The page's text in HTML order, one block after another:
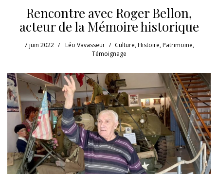
Rencontre avec Roger Bellon,
acteur de la Mémoire historique
7 juin 2022 Léo Vavasseur Culture,Histoire,Patrimoine,
Témoignage